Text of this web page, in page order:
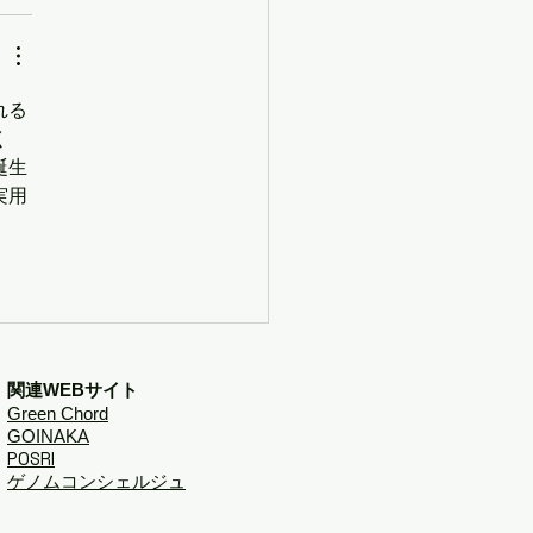
る
生
用
関連WEBサイト
Green Chord
​GOINAKA
POSRI
ゲノムコンシェルジュ